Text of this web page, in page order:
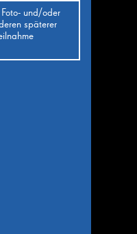
und/oder
späterer